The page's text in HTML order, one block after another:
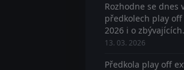
Rozhodne se dnes
předkolech play
2026 i o zbývajících
postupujících?
13. 03. 2026
Předkola play off